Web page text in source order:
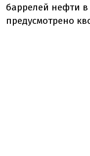
баррелей нефти
предусмотрено